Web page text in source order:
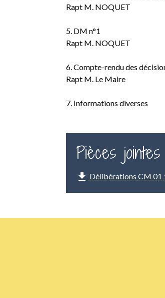
Rapt M. NOQUET
5. DM n°1
Rapt M. NOQUET
6. Compte-rendu des
Rapt M. Le Maire
7. Informations diverses
Pièces jointes
file_download Délibérations CM 01